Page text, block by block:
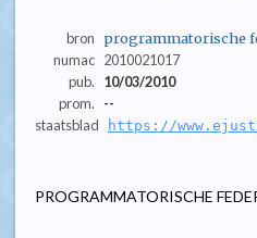
bron programmatorische
numac 2010021017
pub.
10/03/2010
prom.
--
staatsblad
https://
PROGRAMMATORISCHE